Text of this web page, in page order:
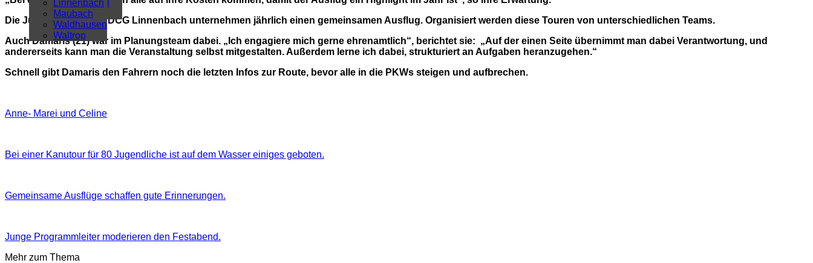
Überregional
Alle Artikel
Linnenbach
Maubach
Waldhausen
Waltrop
Die Jugendlichen von DCG Linnenbach unternehmen jährlich einen gemeinsamen Ausflug. Organisiert werden diese Touren von unterschiedlichen Teams.
Auch Damaris (21) war im Planungsteam dabei. „Ich engagiere mich gerne ehrenamtlich“, berichtet sie: „Auf der einen Seite übernimmt man dabei Verantwortung, und
andererseits kann man die Veranstaltung selbst mitgestalten. Außerdem lerne ich dabei, strukturiert an Aufgaben heranzugehen.“
Schnell gibt Damaris den Fahrern noch die letzten Infos zur Route, bevor alle in die PKWs steigen und aufbrechen.
Anne- Marei und Celine
Bei einer Kanutour für 80 Jugendliche ist auf dem Wasser einiges geboten.
Gemeinsame Ausflüge schaffen gute Erinnerungen.
Junge Programmleiter moderieren den Festabend.
Mehr zum Thema